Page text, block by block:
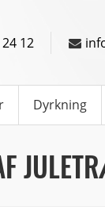
12
Dyrkning